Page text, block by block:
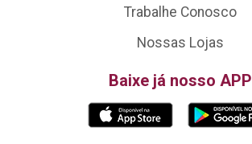
Trabalhe Conosco
Nossas Lojas
Baixe já nosso APP